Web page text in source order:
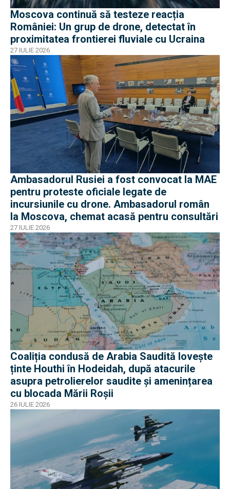
Moscova continuă să testeze reacția
României: Un grup de drone, detectat în
proximitatea frontierei fluviale cu Ucraina
27 IULIE 2026
Ambasadorul Rusiei a fost convocat la MAE
pentru proteste oficiale legate de
incursiunile cu drone. Ambasadorul român
la Moscova, chemat acasă pentru consultări
27 IULIE 2026
Coaliția condusă de Arabia Saudită lovește
ținte Houthi în Hodeidah, după atacurile
asupra petrolierelor saudite și amenințarea
cu blocada Mării Roșii
26 IULIE 2026